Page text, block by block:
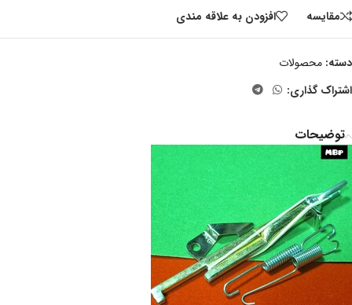
مقايسه افزودن به علاقه مندی
دسته: محصولات
اشتراک گذاری:
توضیحات